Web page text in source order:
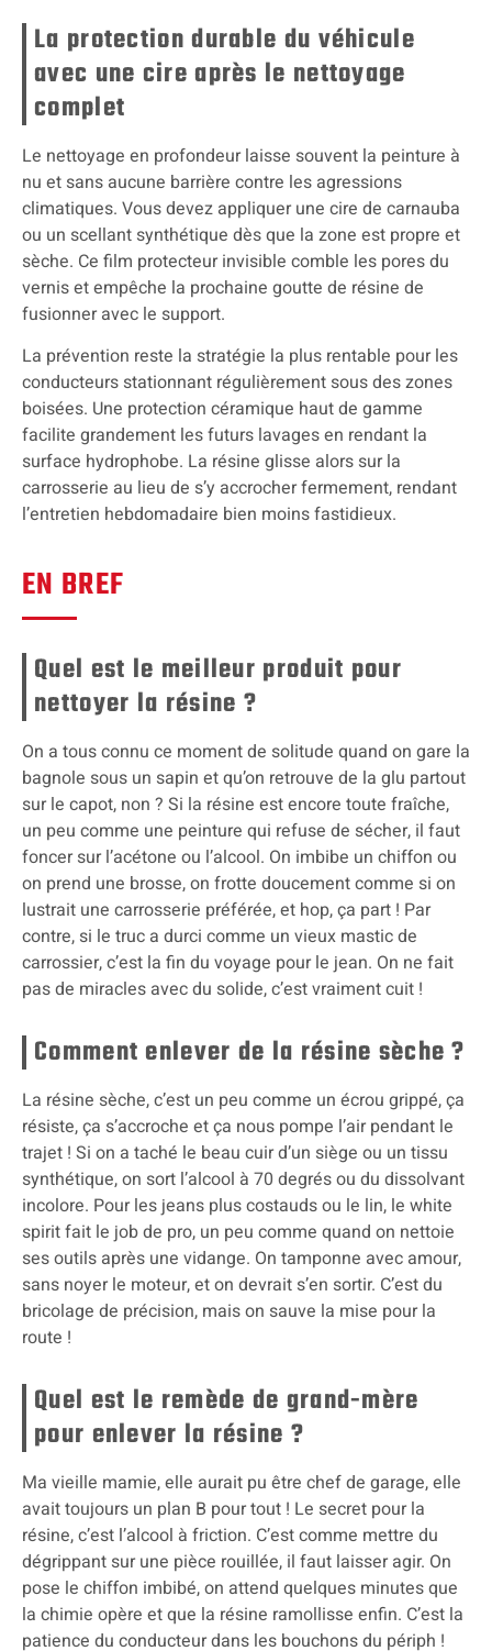
La protection durable du véhicule
avec une cire après le nettoyage
complet
Le nettoyage en profondeur laisse souvent la peinture à
nu et sans aucune barrière contre les agressions
climatiques. Vous devez appliquer une cire de carnauba
ou un scellant synthétique dès que la zone est propre et
sèche. Ce film protecteur invisible comble les pores du
vernis et empêche la prochaine goutte de résine de
fusionner avec le support.
La prévention reste la stratégie la plus rentable pour les
conducteurs stationnant régulièrement sous des zones
boisées. Une protection céramique haut de gamme
facilite grandement les futurs lavages en rendant la
surface hydrophobe. La résine glisse alors sur la
carrosserie au lieu de s’y accrocher fermement, rendant
l’entretien hebdomadaire bien moins fastidieux.
EN BREF
Quel est le meilleur produit pour
nettoyer la résine ?
On a tous connu ce moment de solitude quand on gare la
bagnole sous un sapin et qu’on retrouve de la glu partout
sur le capot, non ? Si la résine est encore toute fraîche,
un peu comme une peinture qui refuse de sécher, il faut
foncer sur l’acétone ou l’alcool. On imbibe un chiffon ou
on prend une brosse, on frotte doucement comme si on
lustrait une carrosserie préférée, et hop, ça part ! Par
contre, si le truc a durci comme un vieux mastic de
carrossier, c’est la fin du voyage pour le jean. On ne fait
pas de miracles avec du solide, c’est vraiment cuit !
Comment enlever de la résine sèche ?
La résine sèche, c’est un peu comme un écrou grippé, ça
résiste, ça s’accroche et ça nous pompe l’air pendant le
trajet ! Si on a taché le beau cuir d’un siège ou un tissu
synthétique, on sort l’alcool à 70 degrés ou du dissolvant
incolore. Pour les jeans plus costauds ou le lin, le white
spirit fait le job de pro, un peu comme quand on nettoie
ses outils après une vidange. On tamponne avec amour,
sans noyer le moteur, et on devrait s’en sortir. C’est du
bricolage de précision, mais on sauve la mise pour la
route !
Quel est le remède de grand-mère
pour enlever la résine ?
Ma vieille mamie, elle aurait pu être chef de garage, elle
avait toujours un plan B pour tout ! Le secret pour la
résine, c’est l’alcool à friction. C’est comme mettre du
dégrippant sur une pièce rouillée, il faut laisser agir. On
pose le chiffon imbibé, on attend quelques minutes que
la chimie opère et que la résine ramollisse enfin. C’est la
patience du conducteur dans les bouchons du périph !